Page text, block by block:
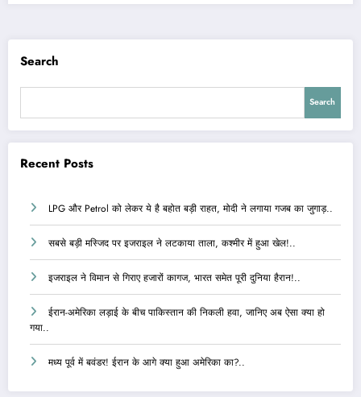
Search
Search
Recent Posts
LPG और Petrol को लेकर ये है बहोत बड़ी राहत, मोदी ने लगाया गजब का जुगाड़..
सबसे बड़ी मस्जिद पर इजराइल ने लटकाया ताला, कश्मीर में हुआ खेल!..
इजराइल ने विमान से गिराए हजारों कागज, भारत समेत पूरी दुनिया हैरान!..
ईरान-अमेरिका लड़ाई के बीच पाकिस्तान की निकली हवा, जानिए अब ऐसा क्या हो
गया..
मध्य पूर्व में बवंडर! ईरान के आगे क्या हुआ अमेरिका का?..